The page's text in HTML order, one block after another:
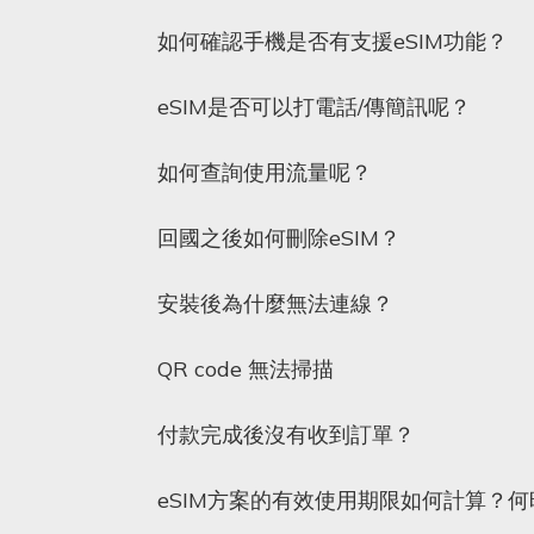
如何確認手機是否有支援eSIM功能？
eSIM是否可以打電話/傳簡訊呢？
如何查詢使用流量呢？
回國之後如何刪除eSIM？
安裝後為什麼無法連線？
QR code 無法掃描
付款完成後沒有收到訂單？
eSIM方案的有效使用期限如何計算？何